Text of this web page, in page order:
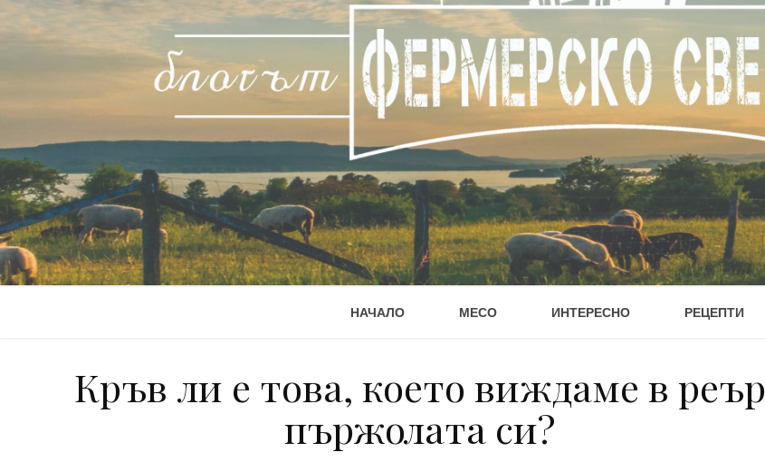
НАЧАЛО МЕСО ИНТЕРЕСНО РЕЦЕПТИ
Кръв ли е това, което виждаме в реър
пържолата си?